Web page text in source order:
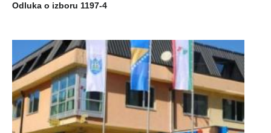
Odluka o izboru 1197-4